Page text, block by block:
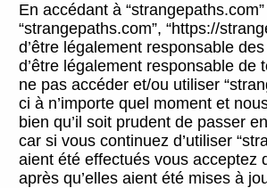
En accédant à
“strangepaths.com”, “https://
d’être légalement responsable
d’être légalement responsable
ne pas accéder et/ou utiliser
ci à n’importe quel moment et
bien qu’il soit prudent de passer
car si vous continuez d’utiliser
aient été effectués vous acceptez
après qu’elles aient été mises à